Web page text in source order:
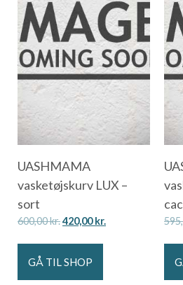
UASHMAMA
vasketøjskurv LUX –
sort
600,00kr.420,00kr.
GÅ TIL SHOP